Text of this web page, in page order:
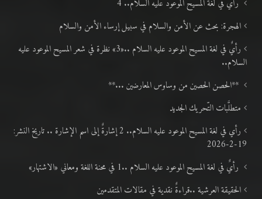
رأيٌ في لغة المسيح الموعود عليه السلام.. 4
الهجرة: بحث عن الأمن والسلام في سبيل إرساء الأمن والسلام
رأيٌ في لغة المسيح الموعود عليه السلام ..«3» نظرة في شعر المسيح الموعود عليه
السلام..
**الحصن الحصين من وساوس المعارضين ...**
متطلَّبات التّحريك الجديد
رأي في لغة المسيح الموعود عليه السلام.. 2 إشارةٌ إلى اسم الإشارة .. تاريخ النشر:
19-2-2026
رأيٌ في لغة المسيح الموعود عليه السلام ..1 في محنة اللغة ومعاني «الاشتهار»
الحقيقة العرشية ..قراءةٌ نقدية في مقالات المتقدمين